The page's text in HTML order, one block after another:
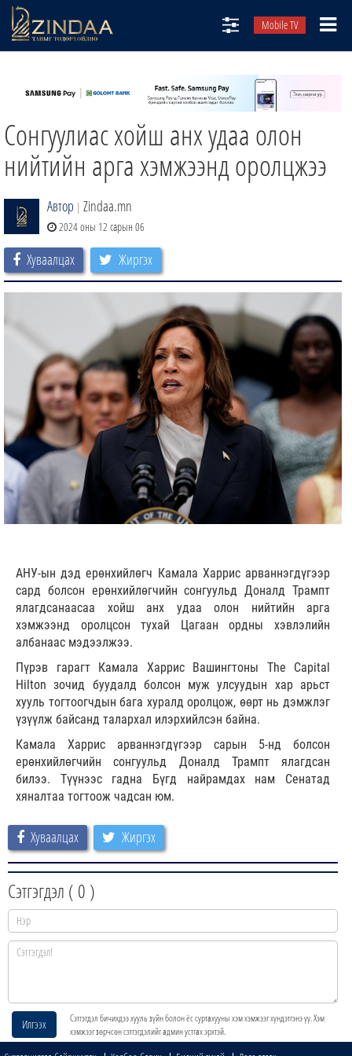
Mobile TV
ТВ8
ӨГЛӨӨНИЙ СОНИН
АУДИО ЗОХИОЛ
Сонгуулиас хойш анх удаа олон
нийтийн арга хэмжээнд оролцжээ
Автор | Zindaa.mn
2024 оны 12 сарын 06
Хуваалцах Жиргэх
АНУ-ын дэд ерөнхийлөгч Камала Харрис арваннэгдүгээр
сард болсон ерөнхийлөгчийн сонгуульд Доналд Трампт
ялагдсанаасаа хойш анх удаа олон нийтийн арга
хэмжээнд оролцсон тухай Цагаан ордны хэвлэлийн
албанаас мэдээлжээ.
Пүрэв гарагт Камала Харрис Вашингтоны The Capital
Hilton зочид буудалд болсон муж улсуудын хар арьст
хууль тогтоогчдын бага хуралд оролцож, өөрт нь дэмжлэг
үзүүлж байсанд талархал илэрхийлсэн байна.
Камала Харрис арваннэгдүгээр сарын 5-нд болсон
ерөнхийлөгчийн сонгуульд Доналд Трампт ялагдсан
билээ. Түүнээс гадна Бүгд найрамдах нам Сенатад
хяналтаа тогтоож чадсан юм.
Хуваалцах Жиргэх
Сэтгэгдэл ( 0 )
Илгээх
Сэтгэгдэл бичихдээ хууль зүйн болон ёс суртахууны хэм хэмжээг хүндэтгэнэ үү. Хэм
хэмжээг зөрчсөн сэтгэгдэлийг админ устгах эрхтэй.